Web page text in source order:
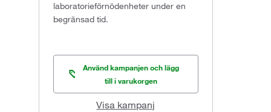
laboratorieförnödenheter under en
begränsad tid.
Använd kampanjen och lägg
till i varukorgen
Visa kampanj